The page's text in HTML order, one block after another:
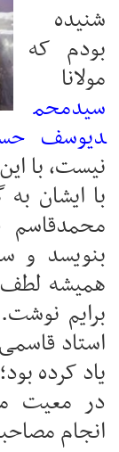
شنیده
بودم که
مولانا
سیدمحم
دیوسف
نیست، با
با ایشان
محمدقاسم
بنویسد و
همیشه
برایم
استاد
یاد کرده
در معیت
انجام